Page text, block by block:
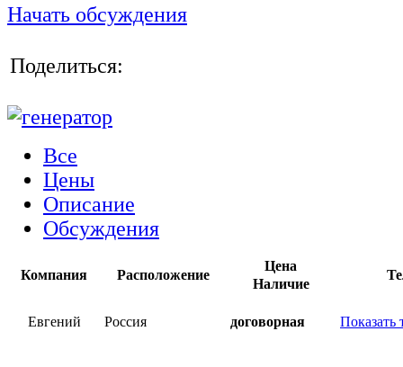
Начать обсуждения
Поделиться:
Все
Цены
Описание
Обсуждения
Компания Расположение
Цена
Наличие
Евгений Россия договорная Показать